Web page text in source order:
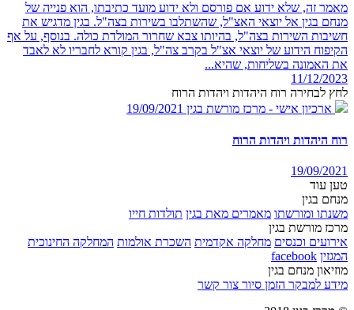
מאמר זה, שלא ידוע אם פורסם ולא ידוע מועד כתיבתו, הוא פנייה של
מנחם בגין אל יוצאי האצ"ל, שהשתלבו בשירות בצה"ל. בגין מדגיש את
חשיבות השירות בצה"ל, בהיותו צבא שחרור המולדת כולה. בנוסף, על אף
הקיפוח הידוע של יוצאי אצ"ל בקרב צה"ל, בגין קורא לחבריו לא לאבד
את האמונה בשליחות, שהיא...
11/12/2023
לחץ לבחירה רוח היהדות ויהדות הרוח
ארכיון אישי - מרכז מורשת בגין 19/09/2021
רוח היהדות ויהדות הרוח
19/09/2021
טען עוד
מנחם בגין
משנתו ומורשתו מאמרים מאת בגין תולדות חייו
מרכז מורשת בגין
אירועים וכנסים מחלקה אקדמית השכרת אולמות המחלקה החינוכית
המגזין facebook
מוזיאון מנחם בגין
מידע למבקר הזמן סיור צור קשר